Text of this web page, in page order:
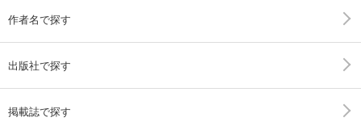
作者名で探す
出版社で探す
掲載誌で探す